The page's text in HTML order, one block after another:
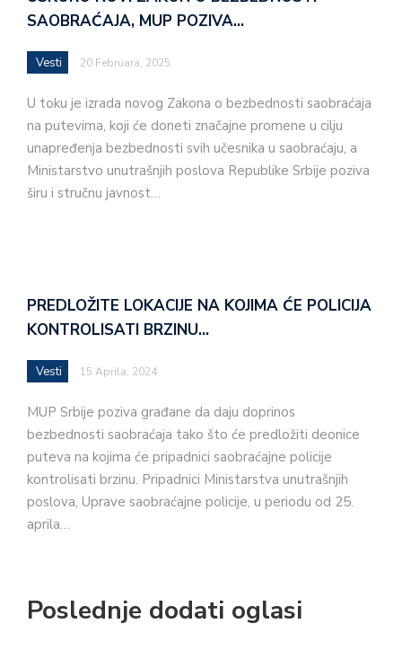
SAOBRAĆAJA, MUP POZIVA…
Vesti 20 Februara, 2025
U toku je izrada novog Zakona o bezbednosti saobraćaja
na putevima, koji će doneti značajne promene u cilju
unapređenja bezbednosti svih učesnika u saobraćaju, a
Ministarstvo unutrašnjih poslova Republike Srbije poziva
širu i stručnu javnost…
PREDLOŽITE LOKACIJE NA KOJIMA ĆE POLICIJA
KONTROLISATI BRZINU…
Vesti 15 Aprila, 2024
MUP Srbije poziva građane da daju doprinos
bezbednosti saobraćaja tako što će predložiti deonice
puteva na kojima će pripadnici saobraćajne policije
kontrolisati brzinu. Pripadnici Ministarstva unutrašnjih
poslova, Uprave saobraćajne policije, u periodu od 25.
aprila…
Poslednje dodati oglasi